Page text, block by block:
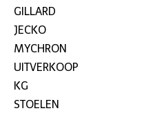
GILLARD
JECKO
MYCHRON
UITVERKOOP
KG
STOELEN